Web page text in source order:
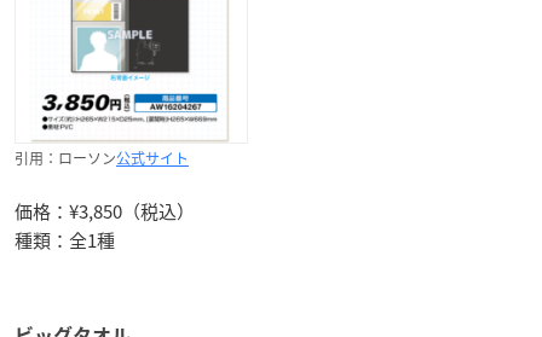
引用：ローソン公式サイト
価格：¥3,850（税込）
種類：全1種